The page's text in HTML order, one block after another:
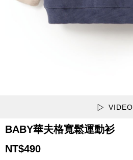
VIDEO
BABY華夫格寬鬆運動衫
NT$490